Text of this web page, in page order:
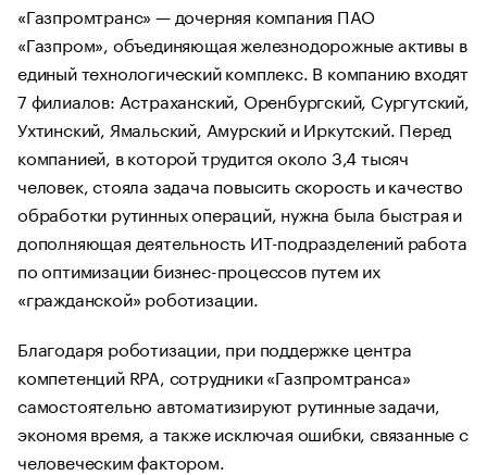
«Газпромтранс» — дочерняя компания ПАО
«Газпром», объединяющая железнодорожные активы в
единый технологический комплекс. В компанию входят
7 филиалов: Астраханский, Оренбургский, Сургутский,
Ухтинский, Ямальский, Амурский и Иркутский. Перед
компанией, в которой трудится около 3,4 тысяч
человек, стояла задача повысить скорость и качество
обработки рутинных операций, нужна была быстрая и
дополняющая деятельность ИТ-подразделений работа
по оптимизации бизнес-процессов путем их
«гражданской» роботизации.
Благодаря роботизации, при поддержке центра
компетенций RPA, сотрудники «Газпромтранса»
самостоятельно автоматизируют рутинные задачи,
экономя время, а также исключая ошибки, связанные с
человеческим фактором.